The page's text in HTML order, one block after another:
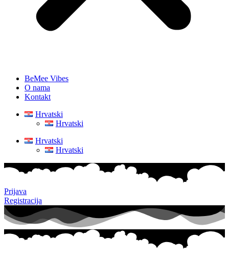
BeMee Vibes
O nama
Kontakt
Hrvatski
Hrvatski
Hrvatski
Hrvatski
Prijava
Registracija